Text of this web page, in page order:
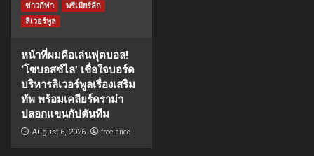
ข่าวกีฬา
พรีเมียร์ลีก
ลิเวอร์พูล
หน้าที่ผมคือเล่นฟุตบอล!
‘โซบอสซ์ไล’ เชื่อใจบอร์ด
บริหารลิเวอร์พูลเรื่องเสริม
ทัพ พร้อมเคลียร์ดราม่า
ปลอกแขนกัปตันทีม
August 6, 2026 freelance